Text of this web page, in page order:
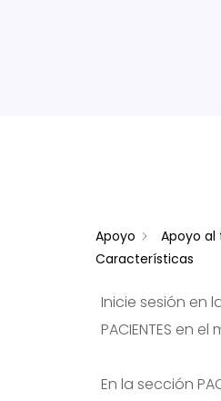
Apoyo Apoyo
Características
Inicie sesión en
PACIENTES en
En la sección